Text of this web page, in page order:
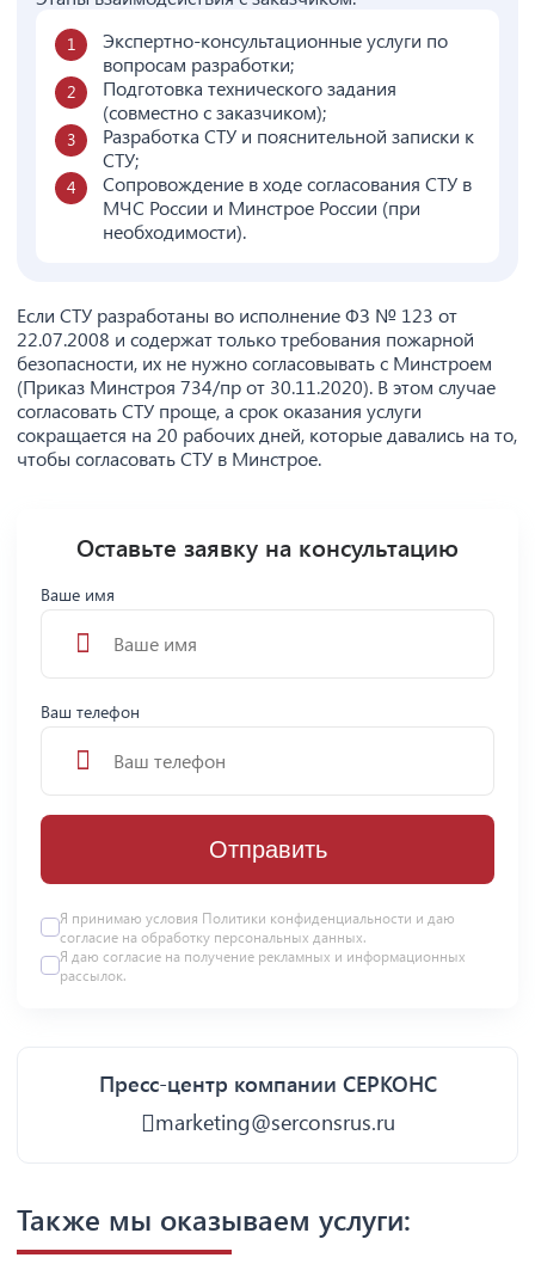
Экспертно-консультационные услуги по
вопросам разработки;
Подготовка технического задания
(совместно с заказчиком);
Разработка СТУ и пояснительной записки к
СТУ;
Сопровождение в ходе согласования СТУ в
МЧС России и Минстрое России (при
необходимости).
Если СТУ разработаны во исполнение ФЗ № 123 от
22.07.2008 и содержат только требования пожарной
безопасности, их не нужно согласовывать с Минстроем
(Приказ Минстроя 734/пр от 30.11.2020). В этом случае
согласовать СТУ проще, а срок оказания услуги
сокращается на 20 рабочих дней, которые давались на то,
чтобы согласовать СТУ в Минстрое.
Оставьте заявку на консультацию
Ваше имя
Ваш телефон
Отправить
Я принимаю условия Политики конфиденциальности и даю
согласие на обработку персональных данных.
Я даю согласие на получение рекламных и информационных
рассылок.
Пресс-центр компании СЕРКОНС
marketing@serconsrus.ru
Также мы оказываем услуги: